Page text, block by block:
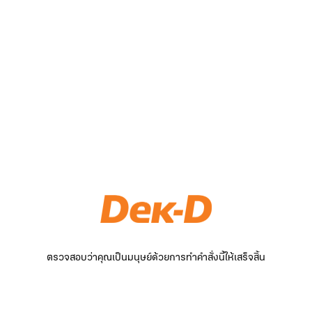
ตรวจสอบว่าคุณเป็นมนุษย์ด้วยการทำคำสั่งนี้ให้เสร็จสิ้น